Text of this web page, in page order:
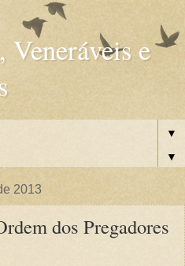
Veneráveis e
▼
▼
2013
dos Pregadores